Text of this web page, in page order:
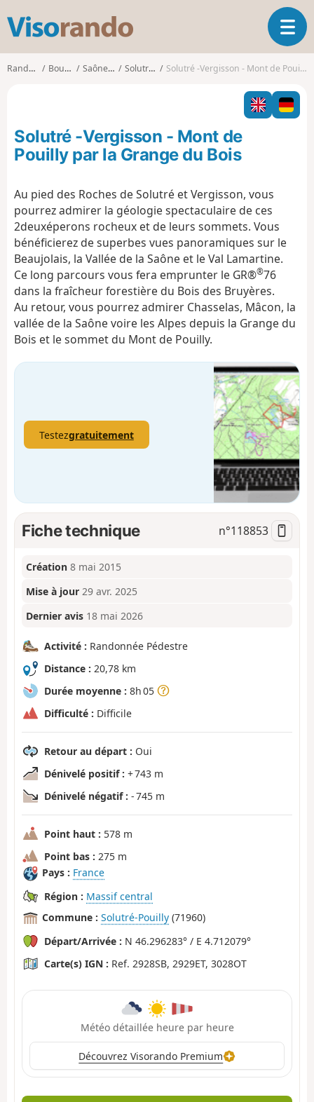
s
o
o
O
u
v
i
r
l
Randonnées Bourgogne Saône-et-Loire Solutré-Pouilly Solutré -Vergisson - Mont de Pouilly par la Grange du Bois
Solutré -Vergisson - Mont de
Pouilly par la Grange du Bois
Au pied des Roches de Solutré et Vergisson, vous
pourrez admirer la géologie spectaculaire de ces
2deuxéperons rocheux et de leurs sommets. Vous
bénéficierez de superbes vues panoramiques sur le
Beaujolais, la Vallée de la Saône et le Val Lamartine.
Ce long parcours vous fera emprunter le GR®®76
dans la fraîcheur forestière du Bois des Bruyères.
Au retour, vous pourrez admirer Chasselas, Mâcon, la
vallée de la Saône voire les Alpes depuis la Grange du
Bois et le sommet du Mont de Pouilly.
Testezgratuitement
Fiche technique n°118853
Création 8 mai 2015
Mise à jour 29 avr. 2025
Dernier avis 18 mai 2026
Activité : Randonnée Pédestre
Distance : 20,78 km
Durée moyenne : 8h 05
Difficulté : Difficile
Retour au départ : Oui
Dénivelé positif : + 743 m
Dénivelé négatif : - 745 m
Point haut : 578 m
Point bas : 275 m
Pays : France
Région : Massif central
Commune : Solutré-Pouilly (71960)
Départ/Arrivée : N 46.296283° / E 4.712079°
Carte(s) IGN : Ref. 2928SB, 2929ET, 3028OT
Météo détaillée heure par heure
Découvrez Visorando Premium